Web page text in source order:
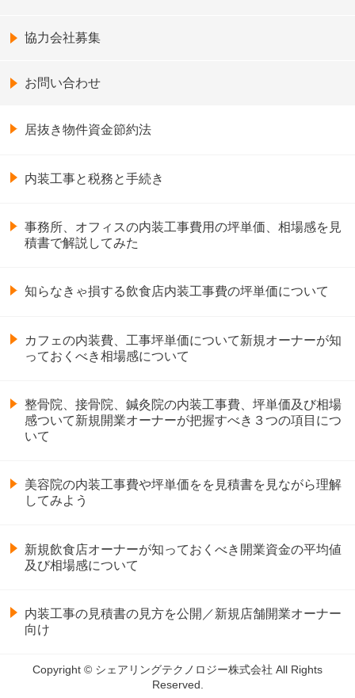
協力会社募集
お問い合わせ
居抜き物件資金節約法
内装工事と税務と手続き
事務所、オフィスの内装工事費用の坪単価、相場感を見
積書で解説してみた
知らなきゃ損する飲食店内装工事費の坪単価について
カフェの内装費、工事坪単価について新規オーナーが知
っておくべき相場感について
整骨院、接骨院、鍼灸院の内装工事費、坪単価及び相場
感ついて新規開業オーナーが把握すべき３つの項目につ
いて
美容院の内装工事費や坪単価をを見積書を見ながら理解
してみよう
新規飲食店オーナーが知っておくべき開業資金の平均値
及び相場感について
内装工事の見積書の見方を公開／新規店舗開業オーナー
向け
Copyright © シェアリングテクノロジー株式会社 All Rights
Reserved.